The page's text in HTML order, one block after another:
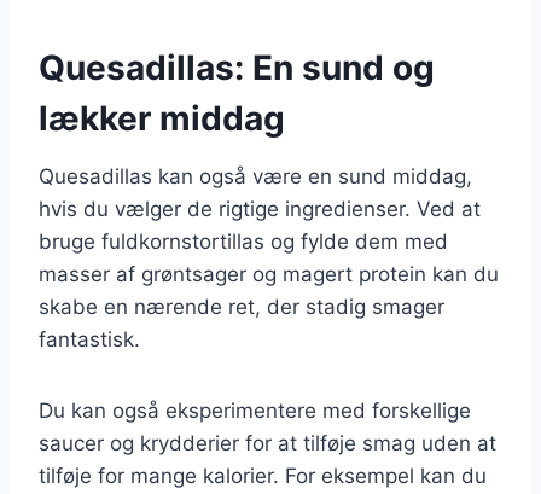
Quesadillas: En sund og
lækker middag
Quesadillas kan også være en sund middag,
hvis du vælger de rigtige ingredienser. Ved at
bruge fuldkornstortillas og fylde dem med
masser af grøntsager og magert protein kan du
skabe en nærende ret, der stadig smager
fantastisk.
Du kan også eksperimentere med forskellige
saucer og krydderier for at tilføje smag uden at
tilføje for mange kalorier. For eksempel kan du